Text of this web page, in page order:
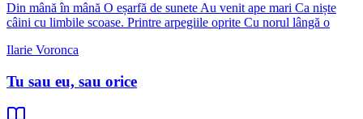
Din mână în mână O eșarfă de sunete Au venit ape mari Ca niște
câini cu limbile scoase. Printre arpegiile oprite Cu norul lângă o
Ilarie Voronca
Tu sau eu, sau orice